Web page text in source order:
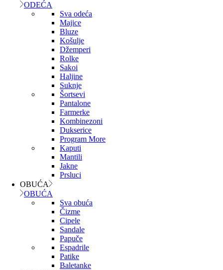
ODEĆA
Sva odeća
Majice
Bluze
Košulje
Džemperi
Rolke
Sakoi
Haljine
Suknje
Šortsevi
Pantalone
Farmerke
Kombinezoni
Dukserice
Program More
Kaputi
Mantili
Jakne
Prsluci
OBUĆA
OBUĆA
Sva obuća
Čizme
Cipele
Sandale
Papuče
Espadrile
Patike
Baletanke